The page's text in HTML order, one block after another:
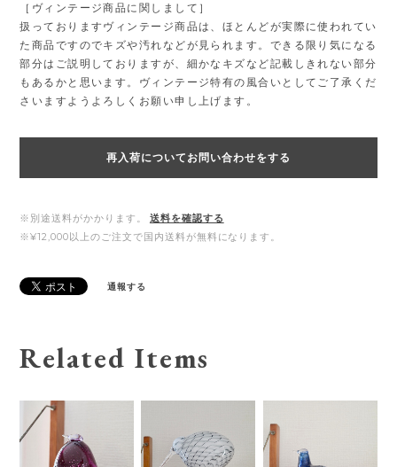
［ヴィンテージ商品に関しまして］
扱っておりますヴィンテージ商品は、ほとんどが実際に使われてい
た商品ですのでキズや汚れなどが見られます。できる限り気になる
部分はご説明しておりますが、細かなキズなど記載しきれない部分
もあるかと思います。ヴィンテージ特有の風合いとしてご了承くだ
さいますようよろしくお願い申し上げます。
再入荷についてお問い合わせをする
※別途送料がかかります。
送料を確認する
※¥12,000以上のご注文で国内送料が無料になります。
通報する
Related Items